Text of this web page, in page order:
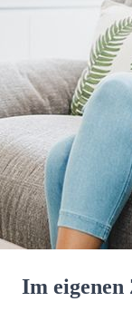
Im eigenen